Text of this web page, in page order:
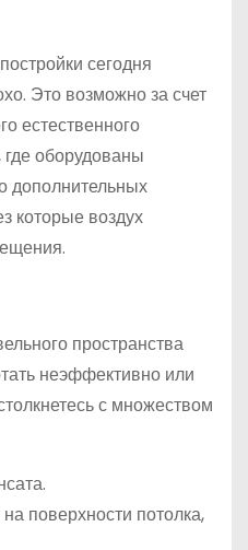
сегодня
Это возможно за счет
естественного
оборудованы
дополнительных
которые воздух
пространства
неэффективно или
с множеством
поверхности потолка,